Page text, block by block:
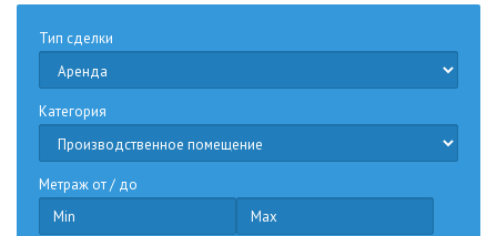
Тип сделки
Категория
Метраж от / до